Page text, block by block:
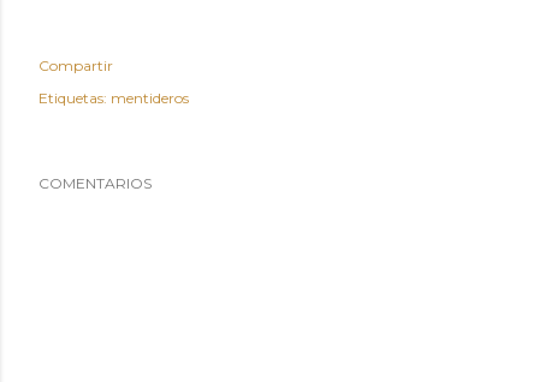
Compartir
Etiquetas: mentideros
COMENTARIOS